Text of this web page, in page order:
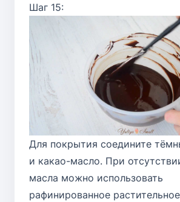
Шаг 15:
Для покрытия соедините
и какао-масло. При
масла можно использовать
рафинированное